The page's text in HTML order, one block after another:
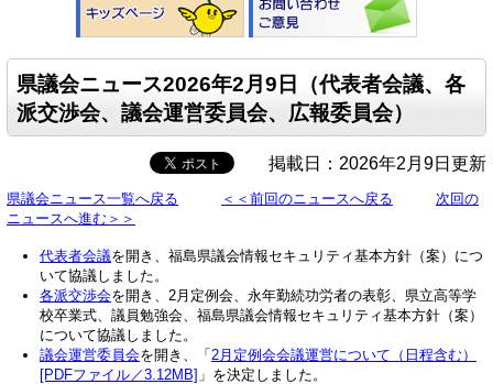
県議会ニュース2026年2月9日（代表者会議、各
派交渉会、議会運営委員会、広報委員会）
掲載日：2026年2月9日更新
県議会ニュース一覧へ戻る ＜＜前回のニュースへ戻る
次回の
ニュースへ進む＞＞
代表者会議を開き、福島県議会情報セキュリティ基本方針（案）につ
いて協議しました。
各派交渉会を開き、2月定例会、永年勤続功労者の表彰、県立高等学
校卒業式、議員勉強会、福島県議会情報セキュリティ基本方針（案）
について協議しました。
議会運営委員会を開き、「2月定例会会議運営について（日程含む）
[PDFファイル／3.12MB] 」を決定しました。